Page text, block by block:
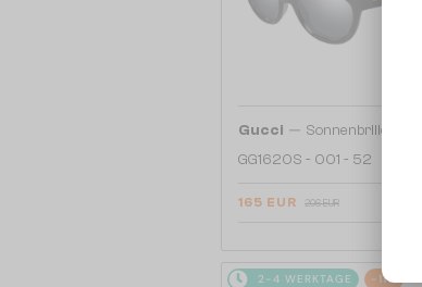
Gucci — Sonnenbrillen
GG1620S - 001 - 52
165 EUR 206 EUR
2-4 WERKTAGE -11%